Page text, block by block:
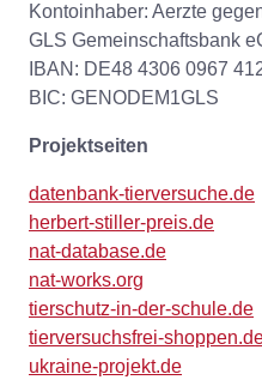
Kontoinhaber: Aerzte
GLS Gemeinschaftsbank
IBAN: DE48 4306 0967
BIC: GENODEM1GLS
Projektseiten
datenbank-tierversuche.de
herbert-stiller-preis.de
nat-database.de
nat-works.org
tierschutz-in-der-schule.de
tierversuchsfrei-
ukraine-projekt.de